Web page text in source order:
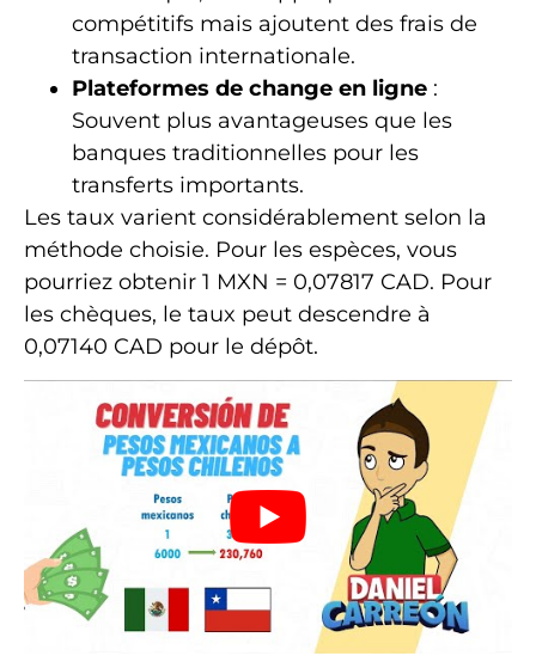
compétitifs mais ajoutent des frais de
transaction internationale.
Plateformes de change en ligne :
Souvent plus avantageuses que les
banques traditionnelles pour les
transferts importants.
Les taux varient considérablement selon la
méthode choisie. Pour les espèces, vous
pourriez obtenir 1 MXN = 0,07817 CAD. Pour
les chèques, le taux peut descendre à
0,07140 CAD pour le dépôt.